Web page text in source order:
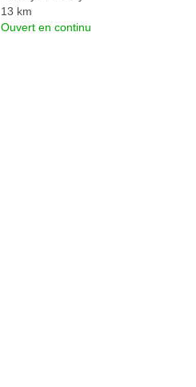
13 km
Ouvert en continu